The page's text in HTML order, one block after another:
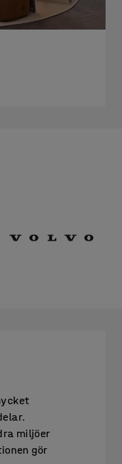
miljöer
gör